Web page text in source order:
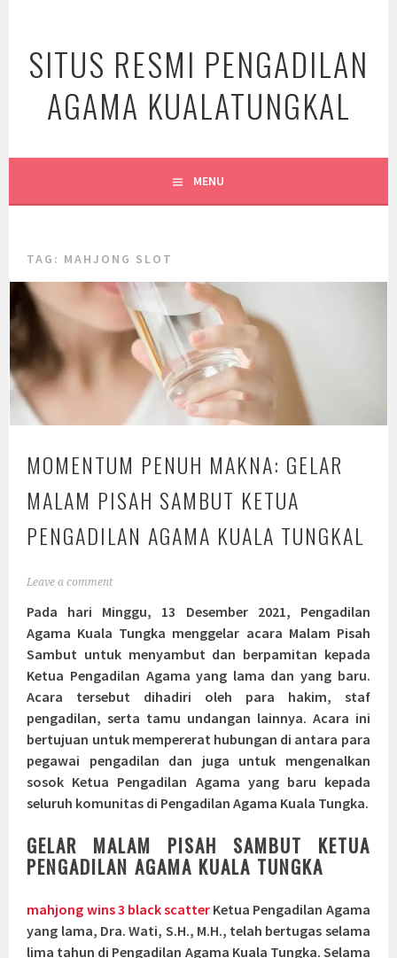
content
SITUS RESMI PENGADILAN
AGAMA KUALATUNGKAL
MENU
TAG: MAHJONG SLOT
MOMENTUM PENUH MAKNA: GELAR
MALAM PISAH SAMBUT KETUA
PENGADILAN AGAMA KUALA TUNGKAL
Leave a comment
Pada hari Minggu, 13 Desember 2021, Pengadilan
Agama Kuala Tungka menggelar acara Malam Pisah
Sambut untuk menyambut dan berpamitan kepada
Ketua Pengadilan Agama yang lama dan yang baru.
Acara tersebut dihadiri oleh para hakim, staf
pengadilan, serta tamu undangan lainnya. Acara ini
bertujuan untuk mempererat hubungan di antara para
pegawai pengadilan dan juga untuk mengenalkan
sosok Ketua Pengadilan Agama yang baru kepada
seluruh komunitas di Pengadilan Agama Kuala Tungka.
GELAR MALAM PISAH SAMBUT KETUA
PENGADILAN AGAMA KUALA TUNGKA
mahjong wins 3 black scatter Ketua Pengadilan Agama
yang lama, Dra. Wati, S.H., M.H., telah bertugas selama
lima tahun di Pengadilan Agama Kuala Tungka. Selama